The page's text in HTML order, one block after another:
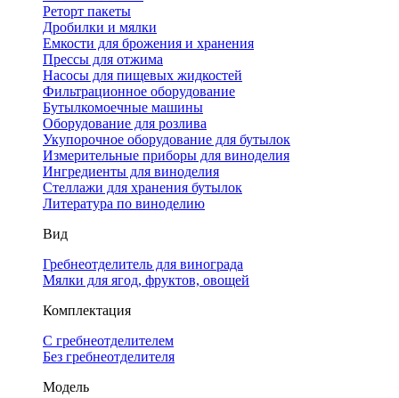
Реторт пакеты
Дробилки и мялки
Емкости для брожения и хранения
Прессы для отжима
Насосы для пищевых жидкостей
Фильтрационное оборудование
Бутылкомоечные машины
Оборудование для розлива
Укупорочное оборудование для бутылок
Измерительные приборы для виноделия
Ингредиенты для виноделия
Стеллажи для хранения бутылок
Литература по виноделию
Вид
Гребнеотделитель для винограда
Мялки для ягод, фруктов, овощей
Комплектация
С гребнеотделителем
Без гребнеотделителя
Модель